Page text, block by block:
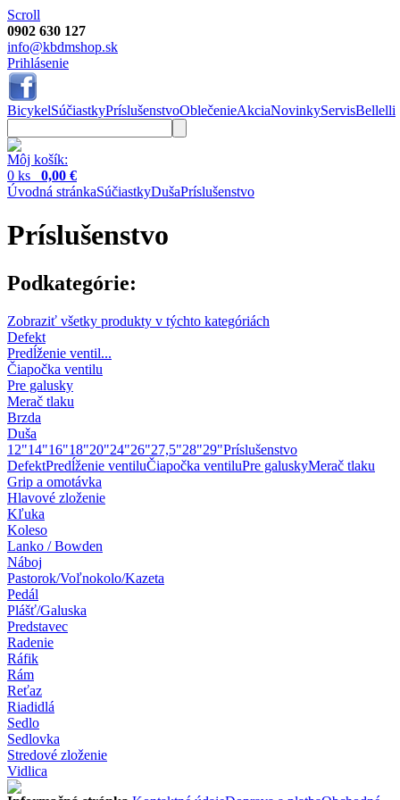
Scroll
0902 630 127
info@kbdmshop.sk
Prihlásenie
BicykelSúčiastkyPríslušenstvoOblečenieAkciaNovinkyServisBellelli
Môj košík:
0 ks 0,00 €
Úvodná stránkaSúčiastkyDušaPríslušenstvo
Príslušenstvo
Podkategórie:
Zobraziť všetky produkty v týchto kategóriách
Defekt
Predĺženie ventil...
Čiapočka ventilu
Pre galusky
Merač tlaku
Brzda
Duša
12"14"16"18"20"24"26"27,5"28"29"Príslušenstvo
DefektPredĺženie ventiluČiapočka ventiluPre galuskyMerač tlaku
Grip a omotávka
Hlavové zloženie
Kľuka
Koleso
Lanko / Bowden
Náboj
Pastorok/Voľnokolo/Kazeta
Pedál
Plášť/Galuska
Predstavec
Radenie
Ráfik
Rám
Reťaz
Riadidlá
Sedlo
Sedlovka
Stredové zloženie
Vidlica